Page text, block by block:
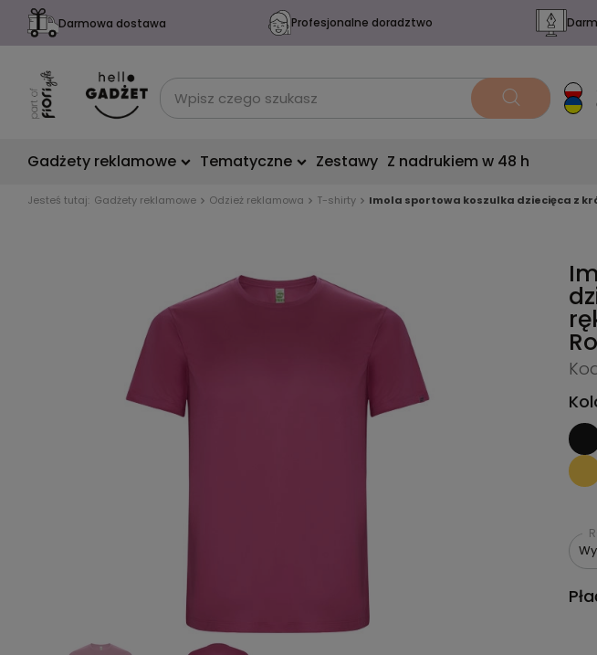
Darmowa dostawa Profesjonalne doradztwo
Gadżety reklamowe Tematyczne Zestawy Z nadrukiem w 48 h
Jesteś tutaj: Gadżety reklamowe Odzież reklamowa T-shirty Imola sportowa koszulka dziecięca z